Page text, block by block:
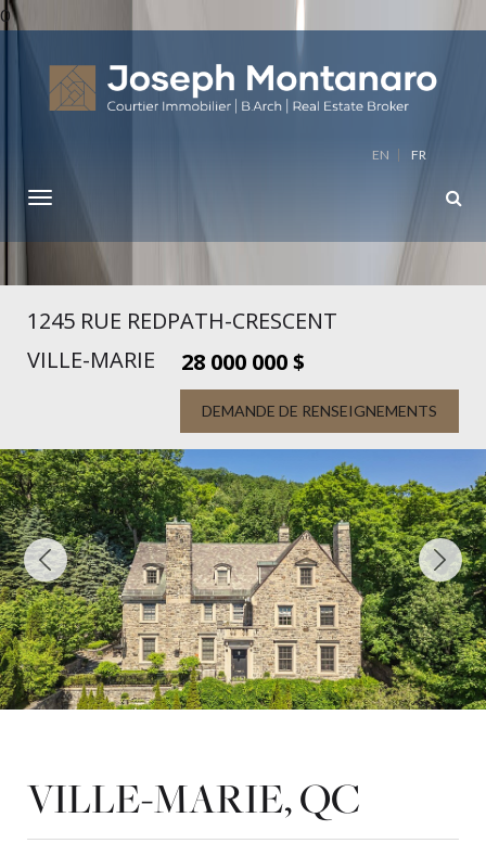
0
EN FR
1245 RUE REDPATH-CRESCENT
VILLE-MARIE
28 000 000 $
DEMANDE DE RENSEIGNEMENTS
VILLE-MARIE, QC